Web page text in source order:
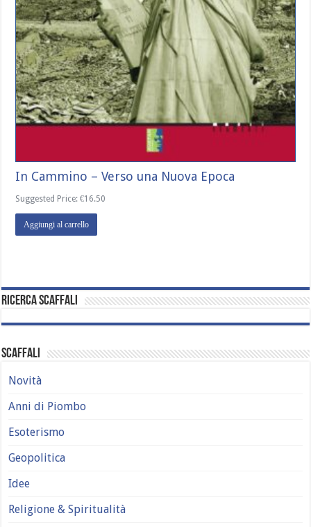
In Cammino – Verso una Nuova Epoca
Suggested Price:€16.50
Aggiungi al carrello
Ricerca Scaffali
Scaffali
Novità
Anni di Piombo
Esoterismo
Geopolitica
Idee
Religione & Spiritualità